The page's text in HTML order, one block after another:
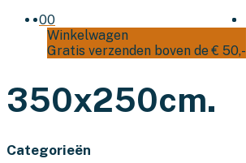
00
Winkelwagen
Gratis verzenden boven de € 50,-
350x250cm.
Categorieën